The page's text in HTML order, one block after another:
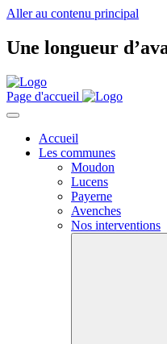
Aller au contenu principal
Une longueur
Page d'accueil
Accueil
Les communes
Moudon
Lucens
Payerne
Avenches
Nos interventions